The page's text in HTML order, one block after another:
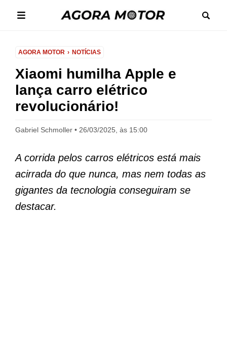
AGORA MOTOR NOTÍCIAS
Xiaomi humilha Apple e
lança carro elétrico
revolucionário!
Gabriel Schmoller 26/03/2025, às 15:00
A corrida pelos carros elétricos está mais
acirrada do que nunca, mas nem todas as
gigantes da tecnologia conseguiram se
destacar.